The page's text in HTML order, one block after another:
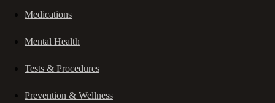
Medications
Mental Health
Tests & Procedures
Prevention & Wellness